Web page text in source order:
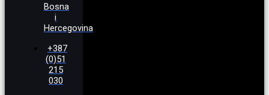
Bosna
i
Hercegovina
+387
(0)51
215
030